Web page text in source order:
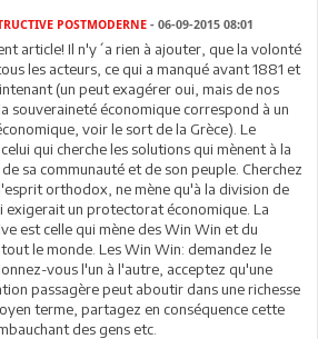
POSTMODERNE - 06-09-2015 08:01
article! Il n'y´a rien à ajouter, que la volonté
les acteurs, ce qui a manqué avant 1881 et
(un peut exagérer oui, mais de nos
souveraineté économique correspond à un
voir le sort de la Grèce). Le
qui cherche les solutions qui mènent à la
sa communauté et de son peuple. Cherchez
orthodox, ne mène qu'à la division de
exigerait un protectorat économique. La
est celle qui mène des Win Win et du
le monde. Les Win Win: demandez le
vous l'un à l'autre, acceptez qu'une
passagère peut aboutir dans une richesse
terme, partagez en conséquence cette
des gens etc.